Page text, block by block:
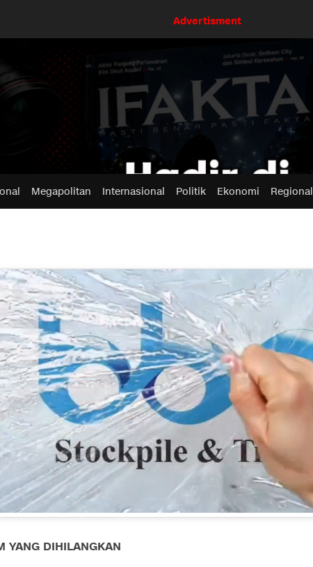
Advertisment
Megapolitan Internasional Politik Ekonomi Regional
YANG DIHILANGKAN